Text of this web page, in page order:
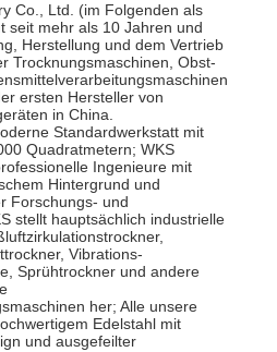
Co., Ltd. (im Folgenden als
seit mehr als 10 Jahren und
Herstellung und dem Vertrieb
Trocknungsmaschinen, Obst-
ersten Hersteller von
in China.
Standardwerkstatt mit
Quadratmetern; WKS
Ingenieure mit
Hintergrund und
Forschungs- und
stellt hauptsächlich industrielle
Vibrations-
Sprühtrockner und andere
her; Alle unsere
Edelstahl mit
und ausgefeilter